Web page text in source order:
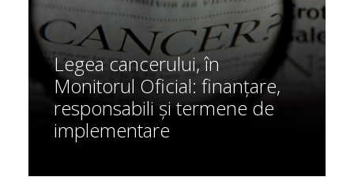
Legea cancerului, în
Monitorul Oficial: finanțare,
responsabili și termene de
implementare